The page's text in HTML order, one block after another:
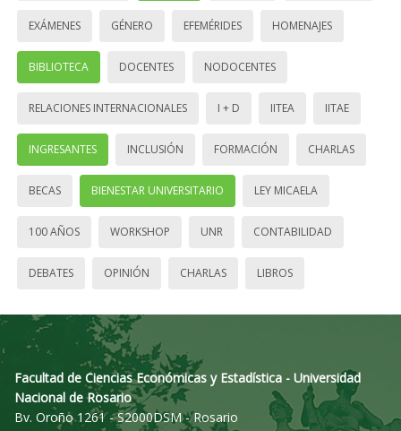
EXÁMENES GÉNERO EFEMÉRIDES HOMENAJES
BIBLIOTECA DOCENTES NODOCENTES
RELACIONES INTERNACIONALES I + D IITEA IITAE
INGRESANTES INCLUSIÓN FORMACIÓN CHARLAS
BECAS BIENESTAR UNIVERSITARIO LEY MICAELA
100 AÑOS WORKSHOP UNR CONTABILIDAD
DEBATES OPINIÓN CHARLAS LIBROS
Facultad de Ciencias Económicas y Estadística - Universidad
Nacional de Rosario
Bv. Oroño 1261 - S2000DSM - Rosario